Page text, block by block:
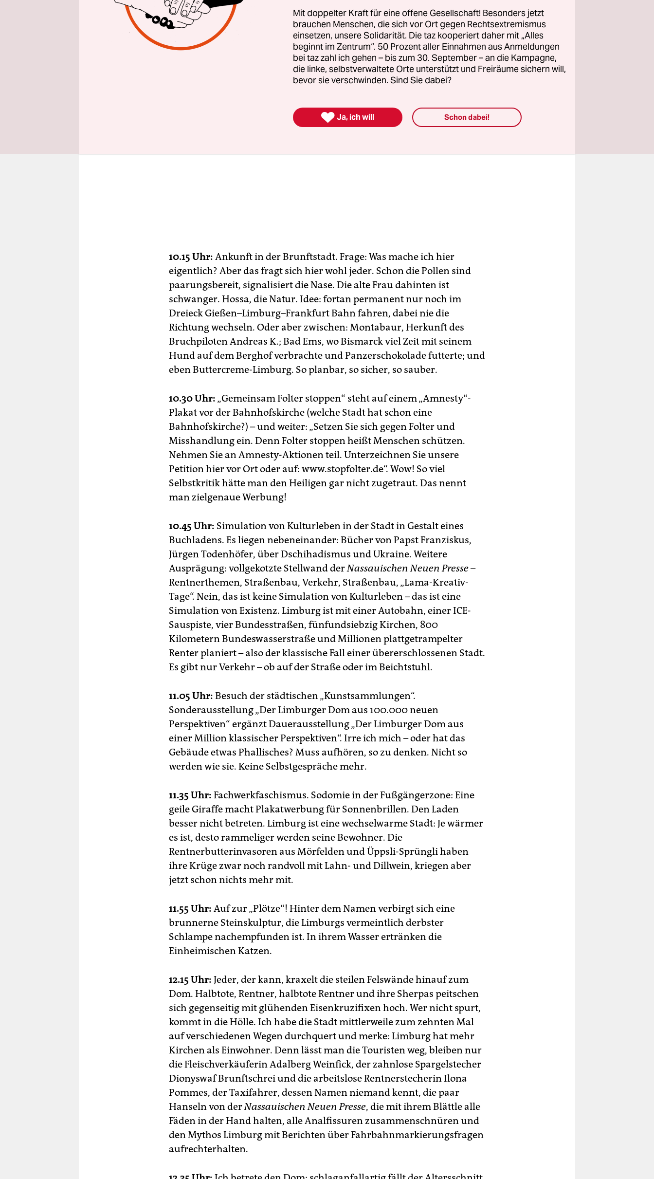
9.45 Uhr:Unterwegs in die Heiligkeit Limburgs. Kanudiktatur auf der
Lahn. Blockabschnitt, Blocksignal, Blockwart; Notbremse: „Missbrauch
strafbar“. Na, sag das mal dem Bischof. Es passiert Runkel (wie die
Landschaft).
10.15 Uhr: Ankunft in der Brunftstadt. Frage: Was mache ich hier
eigentlich? Aber das fragt sich hier wohl jeder. Schon die Pollen sind
paarungsbereit, signalisiert die Nase. Die alte Frau dahinten ist
schwanger. Hossa, die Natur. Idee: fortan permanent nur noch im
Dreieck Gießen–Limburg–Frankfurt Bahn fahren, dabei nie die
Richtung wechseln. Oder aber zwischen: Montabaur, Herkunft des
Bruchpiloten Andreas K.; Bad Ems, wo Bismarck viel Zeit mit seinem
Hund auf dem Berghof verbrachte und Panzerschokolade futterte; und
eben Buttercreme-Limburg. So planbar, so sicher, so sauber.
10.30 Uhr: „Gemeinsam Folter stoppen“ steht auf einem „Amnesty“-
Plakat vor der Bahnhofskirche (welche Stadt hat schon eine
Bahnhofskirche?) – und weiter: „Setzen Sie sich gegen Folter und
Misshandlung ein. Denn Folter stoppen heißt Menschen schützen.
Nehmen Sie an Amnesty-Aktionen teil. Unterzeichnen Sie unsere
Petition hier vor Ort oder auf: www.stopfolter.de“. Wow! So viel
Selbstkritik hätte man den Heiligen gar nicht zugetraut. Das nennt
man zielgenaue Werbung!
10.45 Uhr: Simulation von Kulturleben in der Stadt in Gestalt eines
Buchladens. Es liegen nebeneinander: Bücher von Papst Franziskus,
Jürgen Todenhöfer, über Dschihadismus und Ukraine. Weitere
Ausprägung: vollgekotzte Stellwand derNassauischen Neuen Presse–
Rentnerthemen, Straßenbau, Verkehr, Straßenbau, „Lama-Kreativ-
Tage“. Nein, das ist keine Simulation von Kulturleben – das ist eine
Simulation von Existenz. Limburg ist mit einer Autobahn, einer ICE-
Sauspiste, vier Bundesstraßen, fünfundsiebzig Kirchen, 800
Kilometern Bundeswasserstraße und Millionen plattgetrampelter
Renter planiert – also der klassische Fall einer übererschlossenen Stadt.
Es gibt nur Verkehr – ob auf der Straße oder im Beichtstuhl.
11.05 Uhr: Besuch der städtischen „Kunstsammlungen“.
Sonderausstellung „Der Limburger Dom aus 100.000 neuen
Perspektiven“ ergänzt Dauerausstellung „Der Limburger Dom aus
einer Million klassischer Perspektiven“. Irre ich mich – oder hat das
Gebäude etwas Phallisches? Muss aufhören, so zu denken. Nicht so
werden wie sie. Keine Selbstgespräche mehr.
11.35 Uhr: Fachwerkfaschismus. Sodomie in der Fußgängerzone: Eine
geile Giraffe macht Plakatwerbung für Sonnenbrillen. Den Laden
besser nicht betreten. Limburg ist eine wechselwarme Stadt: Je wärmer
es ist, desto rammeliger werden seine Bewohner. Die
Rentnerbutterinvasoren aus Mörfelden und Üppsli-Sprüngli haben
ihre Krüge zwar noch randvoll mit Lahn- und Dillwein, kriegen aber
jetzt schon nichts mehr mit.
11.55 Uhr: Auf zur „Plötze“! Hinter dem Namen verbirgt sich eine
brunnerne Steinskulptur, die Limburgs vermeintlich derbster
Schlampe nachempfunden ist. In ihrem Wasser ertränken die
Einheimischen Katzen.
12.15 Uhr: Jeder, der kann, kraxelt die steilen Felswände hinauf zum
Dom. Halbtote, Rentner, halbtote Rentner und ihre Sherpas peitschen
sich gegenseitig mit glühenden Eisenkruzifixen hoch. Wer nicht spurt,
kommt in die Hölle. Ich habe die Stadt mittlerweile zum zehnten Mal
auf verschiedenen Wegen durchquert und merke: Limburg hat mehr
Kirchen als Einwohner. Denn lässt man die Touristen weg, bleiben nur
die Fleischverkäuferin Adalberg Weinfick, der zahnlose Spargelstecher
Dionyswaf Brunftschrei und die arbeitslose Rentnerstecherin Ilona
Pommes, der Taxifahrer, dessen Namen niemand kennt, die paar
Hanseln von derNassauischen Neuen Presse, die mit ihrem Blättle alle
Fäden in der Hand halten, alle Analfissuren zusammenschnüren und
den Mythos Limburg mit Berichten über Fahrbahnmarkierungsfragen
aufrechterhalten.
Mit doppelter Kraft für eine offene Gesellschaft! Besonders jetzt
brauchen Menschen, die sich vor Ort gegen Rechtsextremismus
einsetzen, unsere Solidarität. Die taz kooperiert daher mit „Alles
beginnt im Zentrum“. 50 Prozent aller Einnahmen aus Anmeldungen
bei taz zahl ich gehen – bis zum 30. September – an die Kampagne,
die linke, selbstverwaltete Orte unterstützt und Freiräume sichern will,
bevor sie verschwinden. Sind Sie dabei?
 Ja, ich will Schon dabei!